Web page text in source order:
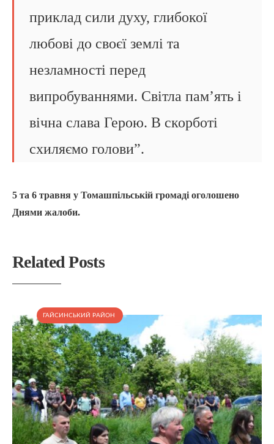
приклад сили духу, глибокої
любові до своєї землі та
незламності перед
випробуваннями. Світла пам’ять і
вічна слава Герою. В скорботі
схиляємо голови”.
5 та 6 травня у Томашпільській громаді оголошено
Днями жалоби.
Related Posts
ГАЙСИНСЬКИЙ РАЙОН